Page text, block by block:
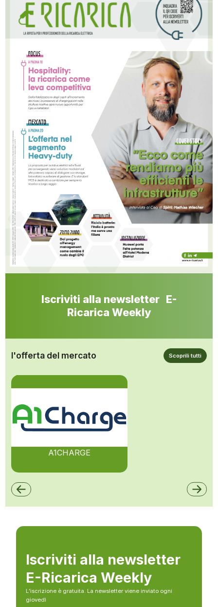
Iscriviti alla newsletter E-
Ricarica Weekly
l'offerta del mercato Scoprili tutti
A1CHARGE
Iscriviti alla newsletter
E-Ricarica Weekly
L’iscrizione è gratuita. La newsletter viene inviato ogni
giovedì